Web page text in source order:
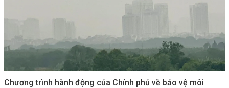
Chương trình hành động của Chính phủ về bảo vệ môi